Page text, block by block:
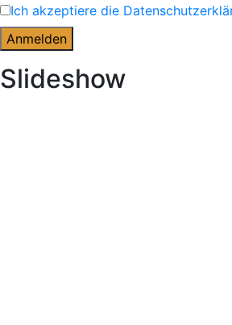
Ich akzeptiere die
Slideshow